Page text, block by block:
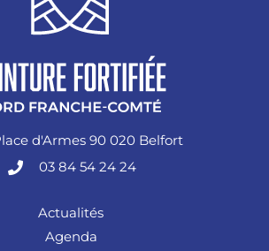
d'Armes 90 020 Belfort
03 84 54 24 24
Actualités
Agenda